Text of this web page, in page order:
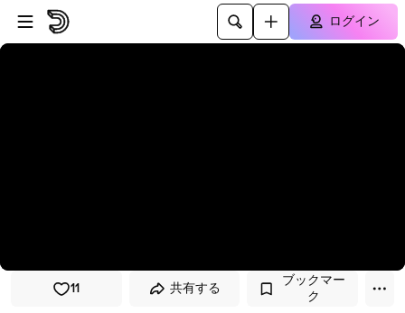
プレイヤーにスキップ
メインコンテンツにスキップ
ログイン
11 共有する
ブックマー
ク